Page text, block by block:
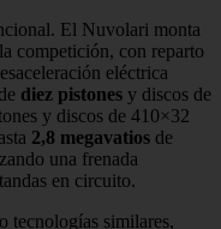
El Nuvolari monta
competición, con reparto
eléctrica
diez pistones y discos de
y discos de 410×32
2,8 megavatios de
una frenada
en circuito.
tecnologías similares,